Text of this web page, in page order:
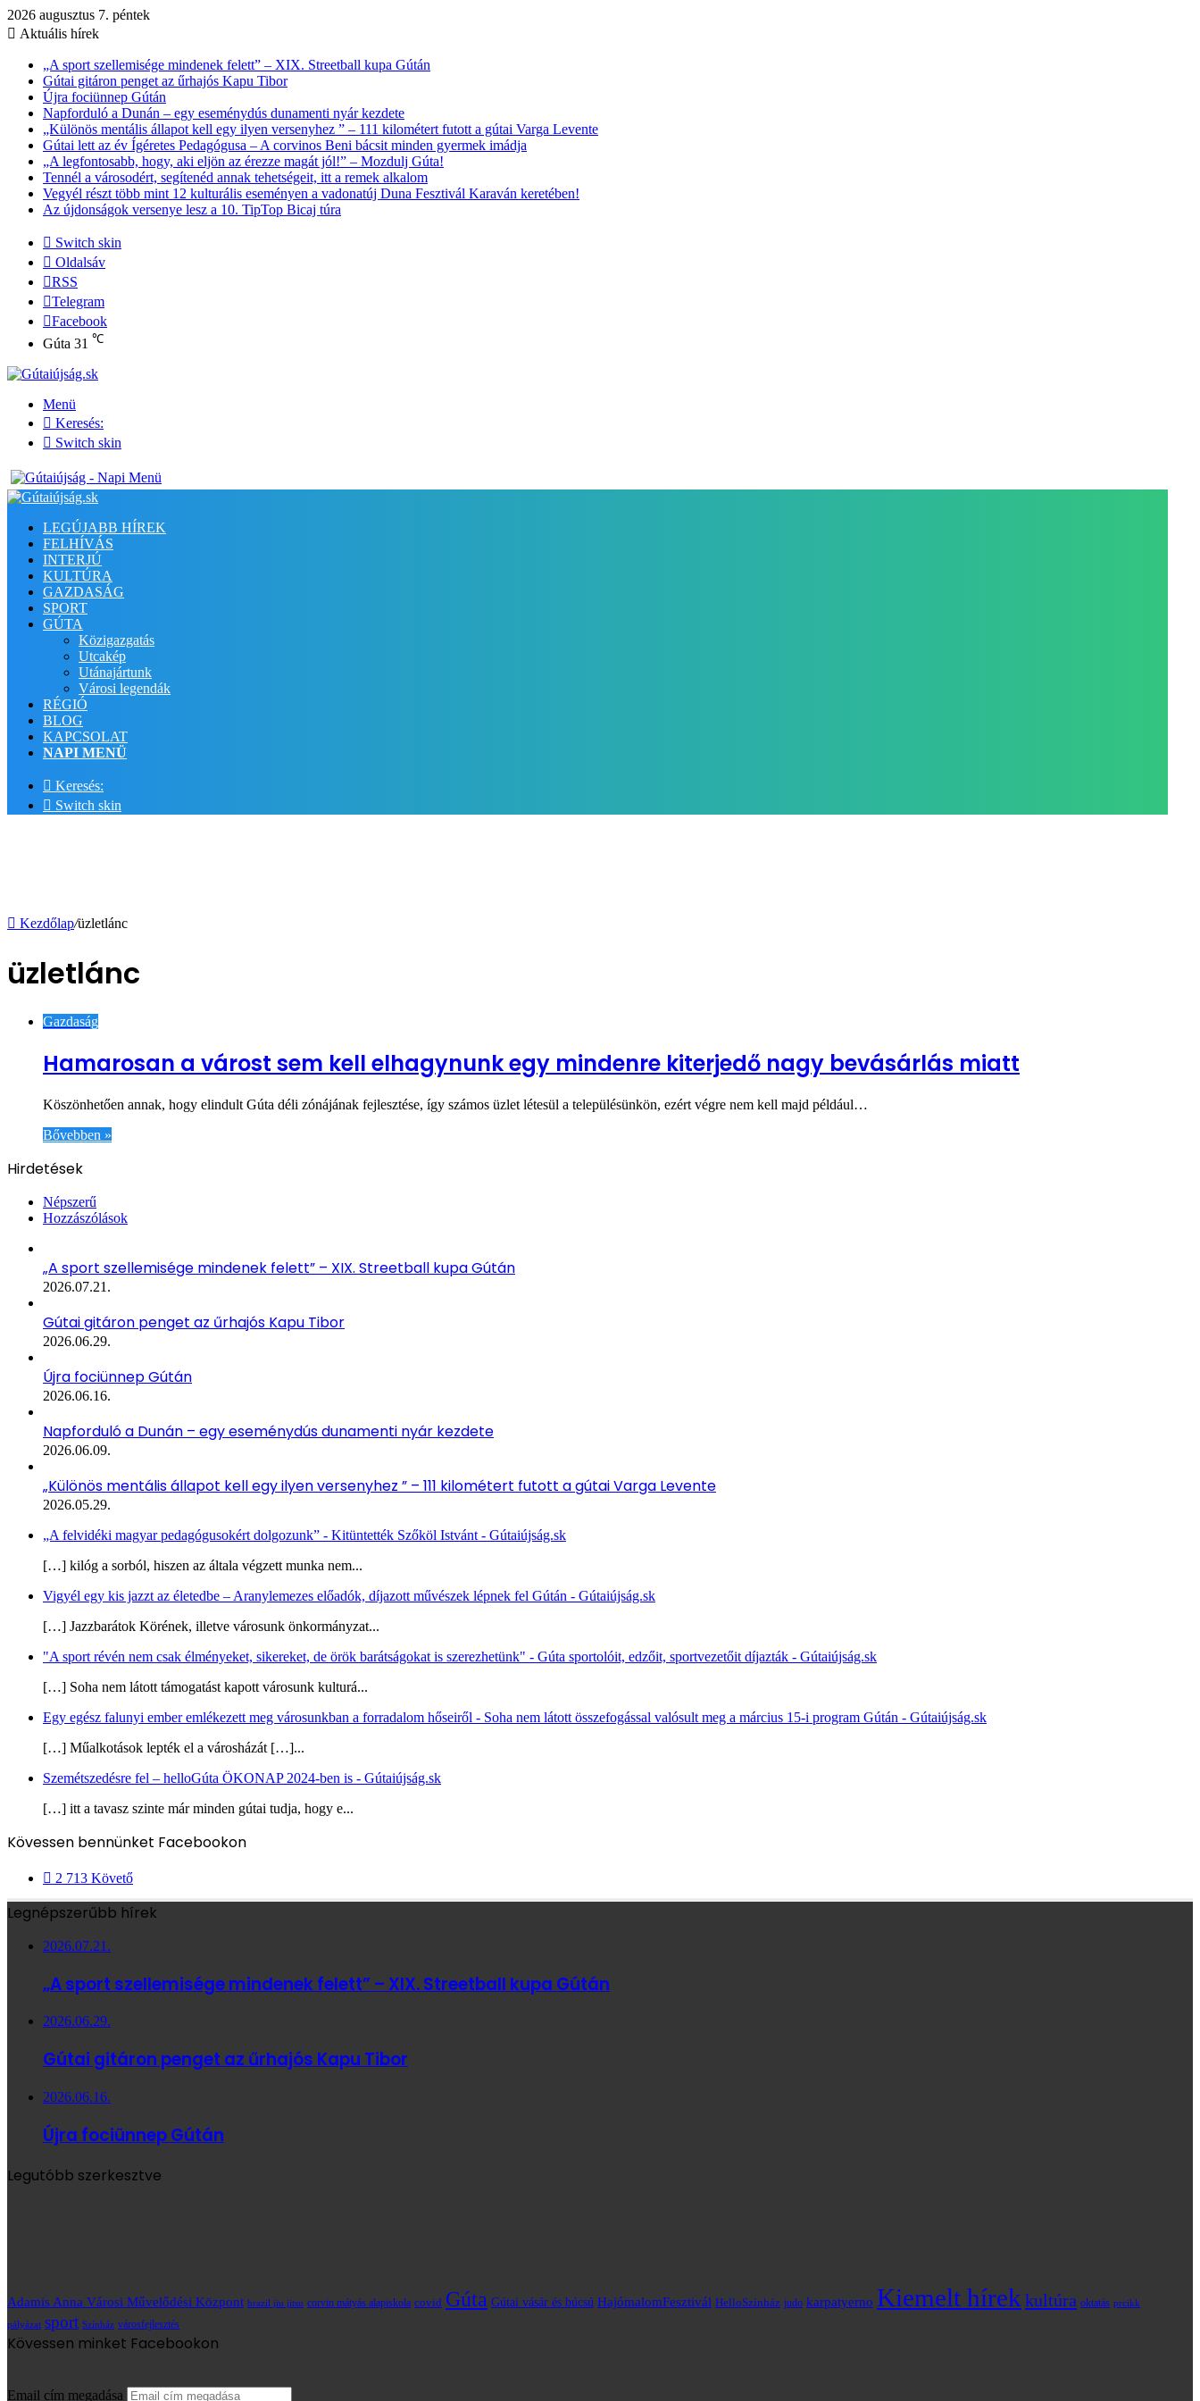
2026 augusztus 7. péntek
Aktuális hírek
„A sport szellemisége mindenek felett” – XIX. Streetball kupa Gútán
Gútai gitáron penget az űrhajós Kapu Tibor
Újra fociünnep Gútán
Napforduló a Dunán – egy eseménydús dunamenti nyár kezdete
„Különös mentális állapot kell egy ilyen versenyhez ” – 111 kilométert futott a gútai Varga Levente
Gútai lett az év Ígéretes Pedagógusa – A corvinos Beni bácsit minden gyermek imádja
„A legfontosabb, hogy, aki eljön az érezze magát jól!” – Mozdulj Gúta!
Tennél a városodért, segítenéd annak tehetségeit, itt a remek alkalom
Vegyél részt több mint 12 kulturális eseményen a vadonatúj Duna Fesztivál Karaván keretében!
Az újdonságok versenye lesz a 10. TipTop Bicaj túra
Switch skin
Oldalsáv
RSS
Telegram
Facebook
Gúta 31 ℃
Menü
Keresés:
Switch skin
LEGÚJABB HÍREK
FELHÍVÁS
INTERJÚ
KULTÚRA
GAZDASÁG
SPORT
GÚTA
Közigazgatás
Utcakép
Utánajártunk
Városi legendák
RÉGIÓ
BLOG
KAPCSOLAT
NAPI MENÜ
Keresés:
Switch skin
Kezdőlap/üzletlánc
üzletlánc
Gazdaság
Hamarosan a várost sem kell elhagynunk egy mindenre kiterjedő nagy bevásárlás miatt
Köszönhetően annak, hogy elindult Gúta déli zónájának fejlesztése, így számos üzlet létesül a településünkön, ezért végre nem kell majd például…
Bővebben »
Hirdetések
Népszerű
Hozzászólások
„A sport szellemisége mindenek felett” – XIX. Streetball kupa Gútán
2026.07.21.
Gútai gitáron penget az űrhajós Kapu Tibor
2026.06.29.
Újra fociünnep Gútán
2026.06.16.
Napforduló a Dunán – egy eseménydús dunamenti nyár kezdete
2026.06.09.
„Különös mentális állapot kell egy ilyen versenyhez ” – 111 kilométert futott a gútai Varga Levente
2026.05.29.
„A felvidéki magyar pedagógusokért dolgozunk” - Kitüntették Szőköl Istvánt - Gútaiújság.sk
[…] kilóg a sorból, hiszen az általa végzett munka nem...
Vigyél egy kis jazzt az életedbe – Aranylemezes előadók, díjazott művészek lépnek fel Gútán - Gútaiújság.sk
[…] Jazzbarátok Körének, illetve városunk önkormányzat...
"A sport révén nem csak élményeket, sikereket, de örök barátságokat is szerezhetünk" - Gúta sportolóit, edzőit, sportvezetőit díjazták - Gútaiújság.sk
[…] Soha nem látott támogatást kapott városunk kulturá...
Egy egész falunyi ember emlékezett meg városunkban a forradalom hőseiről - Soha nem látott összefogással valósult meg a március 15-i program Gútán - Gútaiújság.sk
[…] Műalkotások lepték el a városházát […]...
Szemétszedésre fel – helloGúta ÖKONAP 2024-ben is - Gútaiújság.sk
[…] itt a tavasz szinte már minden gútai tudja, hogy e...
Kövessen bennünket Facebookon
2 713 Követő
Legnépszerűbb hírek
2026.07.21.
„A sport szellemisége mindenek felett” – XIX. Streetball kupa Gútán
2026.06.29.
Gútai gitáron penget az űrhajós Kapu Tibor
2026.06.16.
Újra fociünnep Gútán
Legutóbb szerkesztve
Adamis Anna Városi Művelődési Központ brazil jiu jitsu corvin mátyás alapiskola covid Gúta Gútai vásár és búcsú HajómalomFesztivál HelloSzínház judo karpatyerno Kiemelt hírek kultúra oktatás prcikk
pályázat sport Színház városfejlesztés
Kövessen minket Facebookon
Email cím megadása